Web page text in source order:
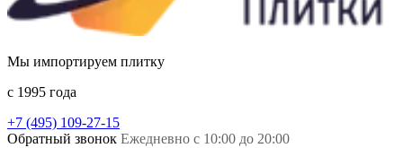
Мы импортируем плитку
c 1995 года
+7 (495) 109-27-15
Обратный звонок Ежедневно с 10:00 до 20:00